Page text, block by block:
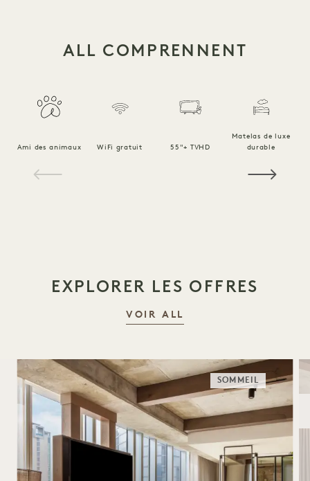
ALL COMPRENNENT
Ami des animaux WiFi gratuit 55"+ TVHD
Matelas de luxe
durable
EXPLORER LES OFFRES
VOIR ALL
SOMMEIL